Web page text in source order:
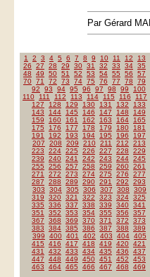
Par Gérard
1 2 3 4 5 6 7 8 9 10 11 12
13
26
27 28 29 30 31 32 33 34 35
48
49 50 51 52 53 54 55 56
57
70 71 72 73 74 75 76 77 78
79
92
93 94 95 96 97 98 99
100
110
111 112 113 114 115 116
117
127
128 129 130 131 132
133
143
144 145 146 147 148
149
159
160 161 162 163 164
165
175
176 177 178 179 180
181
191
192 193 194 195 196
197
207
208 209 210 211 212
213
223
224 225 226 227 228
229
239
240 241 242 243 244 245
255
256 257 258 259 260 261
271
272 273 274 275 276
277
287
288 289 290 291 292
293
303
304 305 306 307 308
309
319
320 321 322 323 324 325
335
336 337 338 339 340 341
351
352 353 354 355 356
357
367
368 369 370 371 372
373
383
384 385 386 387 388
389
399
400 401 402 403 404 405
415
416 417 418 419 420 421
431
432 433 434 435 436
437
447
448 449 450 451 452
453
463
464 465 466 467 468 469